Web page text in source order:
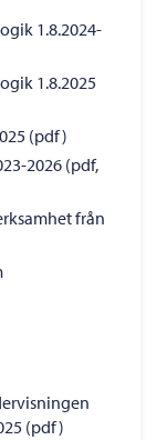
1.8.2024-
1.8.2025
(pdf)
2026 (pdf,
från
(pdf)